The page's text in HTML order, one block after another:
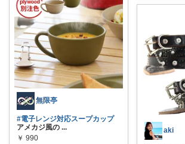
無限亭
#電子レンジ対応スープカップ
アメカジ風の ...
￥ 990
aki